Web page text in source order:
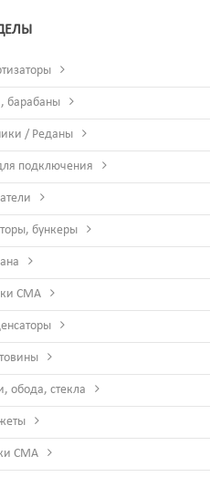
барабаны
/ Реданы
подключения
бункеры
СМА
обода, стекла
СМА